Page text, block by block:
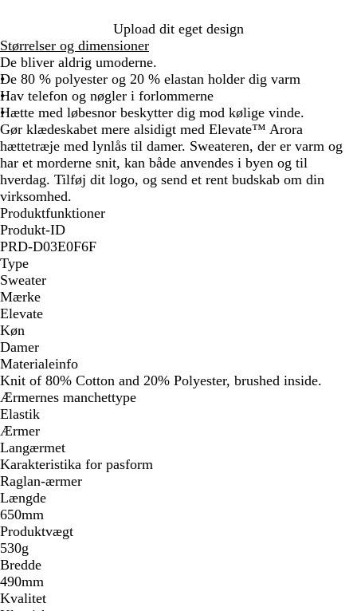
e
n
Upload dit eget design
Størrelser og dimensioner
De bliver aldrig umoderne.
De 80 % polyester og 20 % elastan holder dig varm
Hav telefon og nøgler i forlommerne
Hætte med løbesnor beskytter dig mod kølige vinde.
Gør klædeskabet mere alsidigt med Elevate™ Arora
hættetræje med lynlås til damer. Sweateren, der er varm og
har et morderne snit, kan både anvendes i byen og til
hverdag. Tilføj dit logo, og send et rent budskab om din
virksomhed.
Produktfunktioner
Produkt-ID
PRD-D03E0F6F
Type
Sweater
Mærke
Elevate
Køn
Damer
Materialeinfo
Knit of 80% Cotton and 20% Polyester, brushed inside.
Ærmernes manchettype
Elastik
Ærmer
Langærmet
Karakteristika for pasform
Raglan-ærmer
Længde
650mm
Produktvægt
530g
Bredde
490mm
Kvalitet